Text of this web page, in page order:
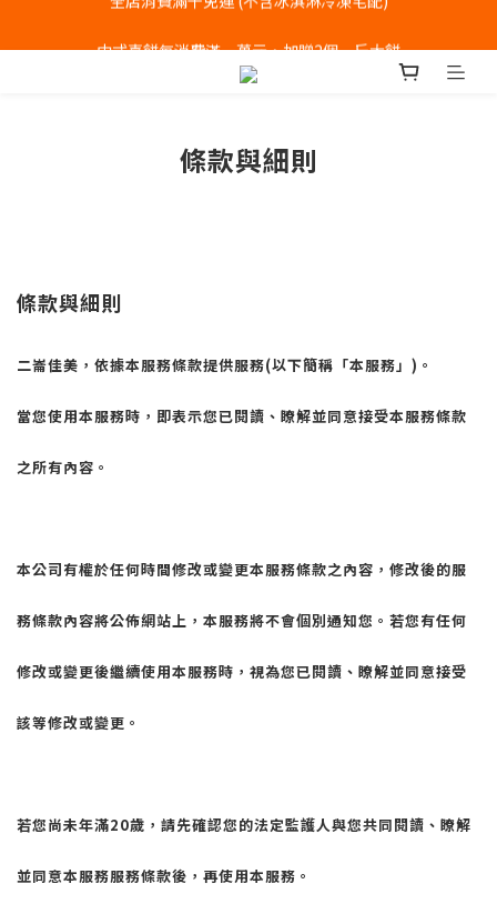
全店消費滿千免運 (不含冰淇淋冷凍宅配)
條款與細則
條款與細則
二崙佳美，依據本服務條款提供服務(以下簡稱「本服務」 ) 。
當您使用本服務時，即表示您已閱讀、瞭解並同意接受本服務條款
之所有內容。
本公司有權於任何時間修改或變更本服務條款之內容，修改後的服
務條款內容將公佈網站上，本服務將不會個別通知您。若您有任何
修改或變更後繼續使用本服務時，視為您已閱讀、瞭解並同意接受
該等修改或變更。
若您尚未年滿20歲，請先確認您的法定監護人與您共同閱讀、瞭解
並同意本服務服務條款後，再使用本服務。